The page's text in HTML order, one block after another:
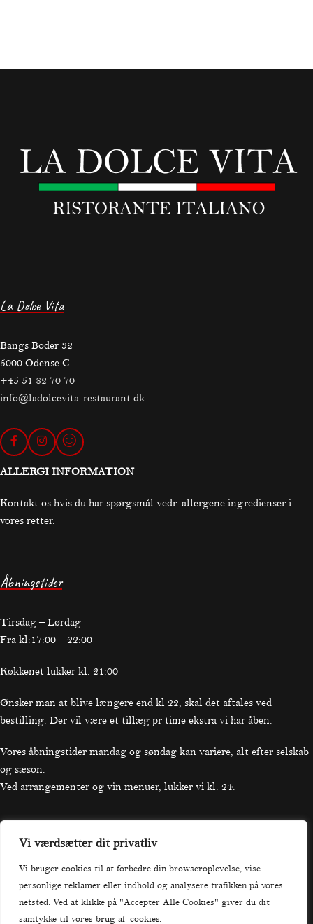
Vi værdsætter dit privatliv
Vi bruger cookies til at forbedre din browseroplevelse, vise
personlige reklamer eller indhold og analysere trafikken på vores
netsted. Ved at klikke på "Accepter Alle Cookies" giver du dit
samtykke til vores brug af cookies.
La Dolce Vita
Bangs Boder 32
5000 Odense C
+45 51 82 70 70
info@ladolcevita-restaurant.dk
ALLERGI INFORMATION
Kontakt os hvis du har spørgsmål vedr. allergene ingredienser i
vores retter.
Åbningstider
Tirsdag – Lørdag
Fra kl:17:00 – 22:00
Køkkenet lukker kl. 21:00
Ønsker man at blive længere end kl 22, skal det aftales ved
bestilling. Der vil være et tillæg pr time ekstra vi har åben.
Vores åbningstider mandag og søndag kan variere, alt efter selskab
og sæson.
Ved arrangementer og vin menuer, lukker vi kl. 24.
Praktisk
Forside
Menu